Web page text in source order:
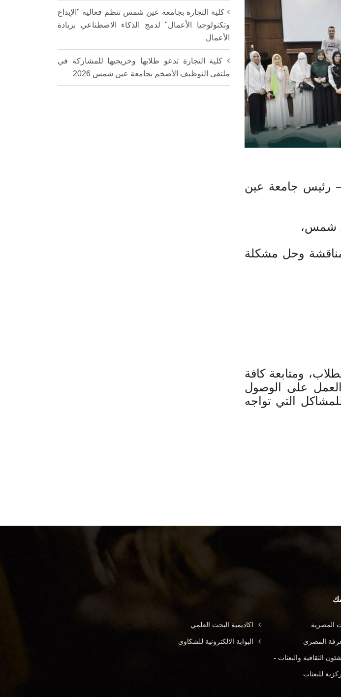
– رئيس جامعة عين
شمس،
وحل مشكلة
ومتابعة كافة
والعمل على الوصول
التي تواجه
كلية التجارة بجامعة عين شمس تنظم فعالية "الإبداع
وتكنولوجيا الأعمال" لدمج الذكاء الاصطناعي بريادة
الأعمال
كلية التجارة تدعو طلابها وخريجيها للمشاركة في
ملتقى التوظيف الأضخم بجامعة عين شمس 2026
المصرية اكاديمية البحث العلمي
المصري البوابة الالكترونية للشكاوي
الثقافية والبعثات -
للبعثات